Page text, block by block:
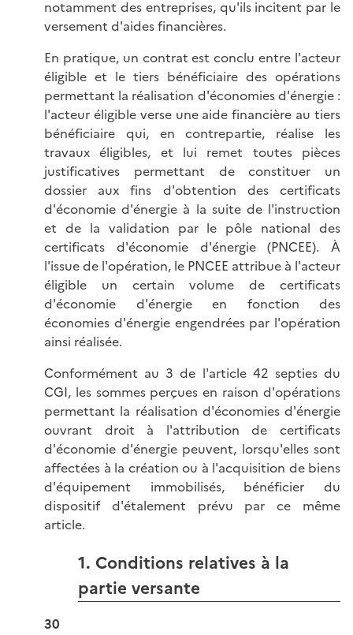
notamment des entreprises, qu'ils incitent par le
versement d'aides financières.
En pratique, un contrat est conclu entre l'acteur
éligible et le tiers bénéficiaire des opérations
permettant la réalisation d'économies d'énergie :
l'acteur éligible verse une aide financière au tiers
bénéficiaire qui, en contrepartie, réalise les
travaux éligibles, et lui remet toutes pièces
justificatives permettant de constituer un
dossier aux fins d'obtention des certificats
d'économie d'énergie à la suite de l'instruction
et de la validation par le pôle national des
certificats d'économie d'énergie (PNCEE). À
l'issue de l'opération, le PNCEE attribue à l'acteur
éligible un certain volume de certificats
d'économie d'énergie en fonction des
économies d'énergie engendrées par l'opération
ainsi réalisée.
Conformément au 3 de l'article 42 septies du
CGI, les sommes perçues en raison d'opérations
permettant la réalisation d'économies d'énergie
ouvrant droit à l'attribution de certificats
d'économie d'énergie peuvent, lorsqu'elles sont
affectées à la création ou à l'acquisition de biens
d'équipement immobilisés, bénéficier du
dispositif d'étalement prévu par ce même
article.
1. Conditions relatives à la
partie versante
30